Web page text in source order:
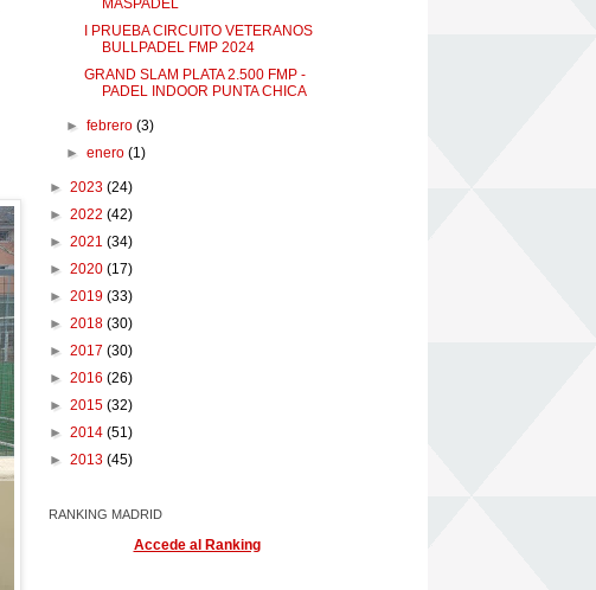
MASPADEL
I PRUEBA CIRCUITO VETERANOS
BULLPADEL FMP 2024
GRAND SLAM PLATA 2.500 FMP -
PADEL INDOOR PUNTA CHICA
►febrero(3)
►enero(1)
► 2023 (24)
► 2022 (42)
► 2021 (34)
► 2020 (17)
► 2019 (33)
► 2018 (30)
► 2017 (30)
► 2016 (26)
► 2015 (32)
► 2014 (51)
► 2013 (45)
RANKING MADRID
Accede al Ranking